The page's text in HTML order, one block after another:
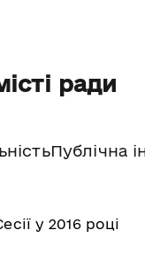
ради
Публічна
у 2016 році